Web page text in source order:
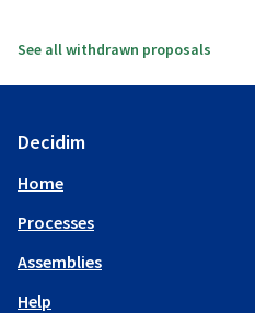
See all withdrawn proposals
Decidim
Home
Processes
Assemblies
Help